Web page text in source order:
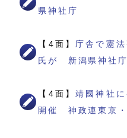
県神社庁
【4面】 庁舎で憲
氏が 新潟県神社庁
【4面】靖國神社
開催 神政連東京・